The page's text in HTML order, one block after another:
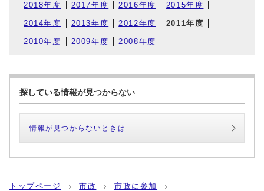
2018年度 2017年度 2016年度 2015年度
2014年度 2013年度 2012年度 2011年度
2010年度 2009年度 2008年度
探している情報が見つからない
情報が見つからないときは
トップページ 市政
市政に参加